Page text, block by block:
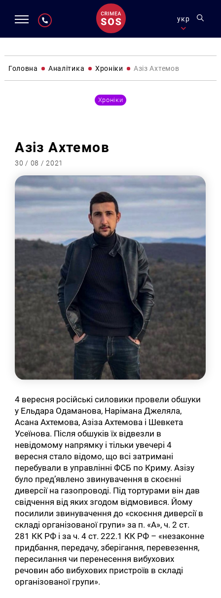
укр
Головна Аналітика Хроніки Азіз Ахтемов
Хроніки
Азіз Ахтемов
30 / 08 / 2021
4 вересня російські силовики провели обшуки
у Ельдара Одаманова, Нарімана Джеляла,
Асана Ахтемова, Азіза Ахтемова і Шевкета
Усеїнова. Після обшуків їх відвезли в
невідомому напрямку і тільки увечері 4
вересня стало відомо, що всі затримані
перебували в управлінні ФСБ по Криму. Азізу
було пред’явлено звинувачення в скоєнні
диверсії на газопроводі. Під тортурами він дав
свідчення від яких згодом відмовився. Йому
посилили звинувачення до «скоєння диверсії в
складі організованої групи» за п. «А», ч. 2 ст.
281 КК РФ і за ч. 4 ст. 222.1 КК РФ – «незаконне
придбання, передачу, зберігання, перевезення,
пересилання чи перенесення вибухових
речовин або вибухових пристроїв в складі
організованої групи».